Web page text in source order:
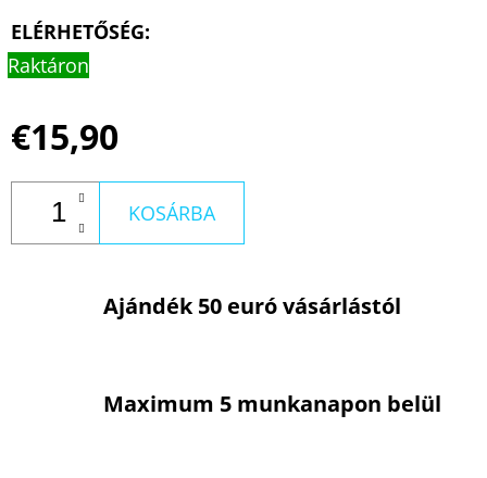
ELÉRHETŐSÉG:
Raktáron
€15,90
KOSÁRBA
Ajándék 50 euró vásárlástól
Maximum 5 munkanapon belül